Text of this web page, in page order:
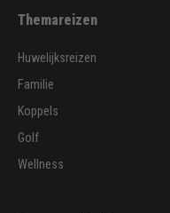
Themareizen
Huwelijksreizen
Familie
Koppels
Golf
Wellness